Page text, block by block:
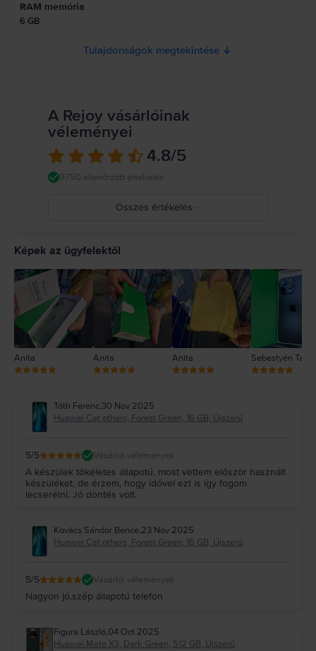
RAM memória
6 GB
Tulajdonságok megtekintése
A Rejoy vásárlóinak
véleményei
4.8/5
9750 ellenőrzött értékelés
Összes értékelés
2
1
Képek az ügyfelektől
Anita Anita Anita Sebestyén
Tóth Ferenc,30 Nov 2025
Huawei Cat others, Forest Green, 16 GB, Újszerű
5/5 Vásárlói vélemények
A készülek tökéletes állapotú, most vettem először használt
készüléket, de érzem, hogy idővel ezt is így fogom
lecserélni. Jó döntés volt.
Kovács Sándor Bence,23 Nov 2025
Huawei Cat others, Forest Green, 16 GB, Újszerű
5/5 Vásárlói vélemények
Nagyon jó,szép állapotú telefon
Figura László,04 Oct 2025
Huawei Mate X3, Dark Green, 512 GB, Újszerű